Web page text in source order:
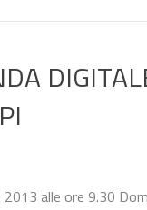
alle ore 9.30